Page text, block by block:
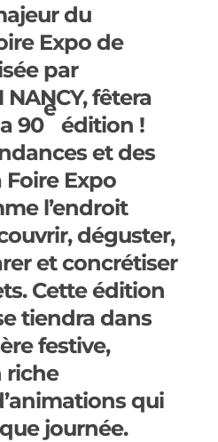
du
Expo de
par
NANCY, fêtera
90
e
édition !
et des
Foire Expo
l’endroit
déguster,
et concrétiser
Cette édition
tiendra dans
festive,
riche
qui
journée.